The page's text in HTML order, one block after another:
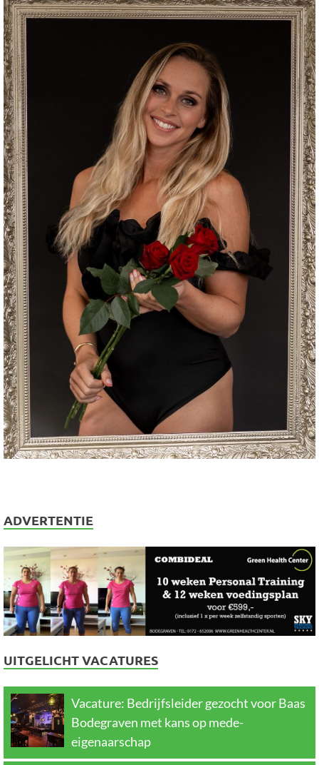
ADVERTENTIE
UITGELICHT VACATURES
Vacature: Bedrijfsleider gezocht voor Baas
Bodegraven met kans op mede-
eigenaarschap